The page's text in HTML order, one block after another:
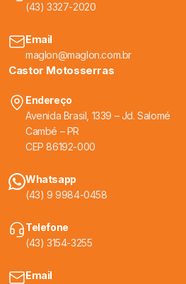
(43) 3327-2020
Email
maglon@maglon.com.br
Castor Motosserras
Endereço
Avenida Brasil, 1339 – Jd. Salomé
Cambé – PR
CEP 86192-000
Whatsapp
(43) 9 9984-0458
Telefone
(43) 3154-3255
Email